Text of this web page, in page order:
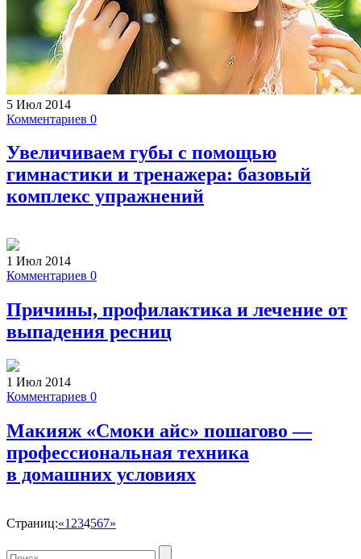
5 Июл 2014
Комментариев 0
Увеличиваем губы с помощью
гимнастики и тренажера: базовый
комплекс упражнений
1 Июл 2014
Комментариев 0
Причины, профилактика и лечение от
выпадения ресниц
1 Июл 2014
Комментариев 0
Макияж «Смоки айс» пошагово —
профессиональная техника
в домашних условиях
Страниц:«1 234567»